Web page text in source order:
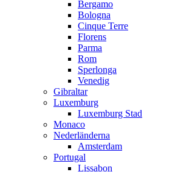
Bergamo
Bologna
Cinque Terre
Florens
Parma
Rom
Sperlonga
Venedig
Gibraltar
Luxemburg
Luxemburg Stad
Monaco
Nederländerna
Amsterdam
Portugal
Lissabon